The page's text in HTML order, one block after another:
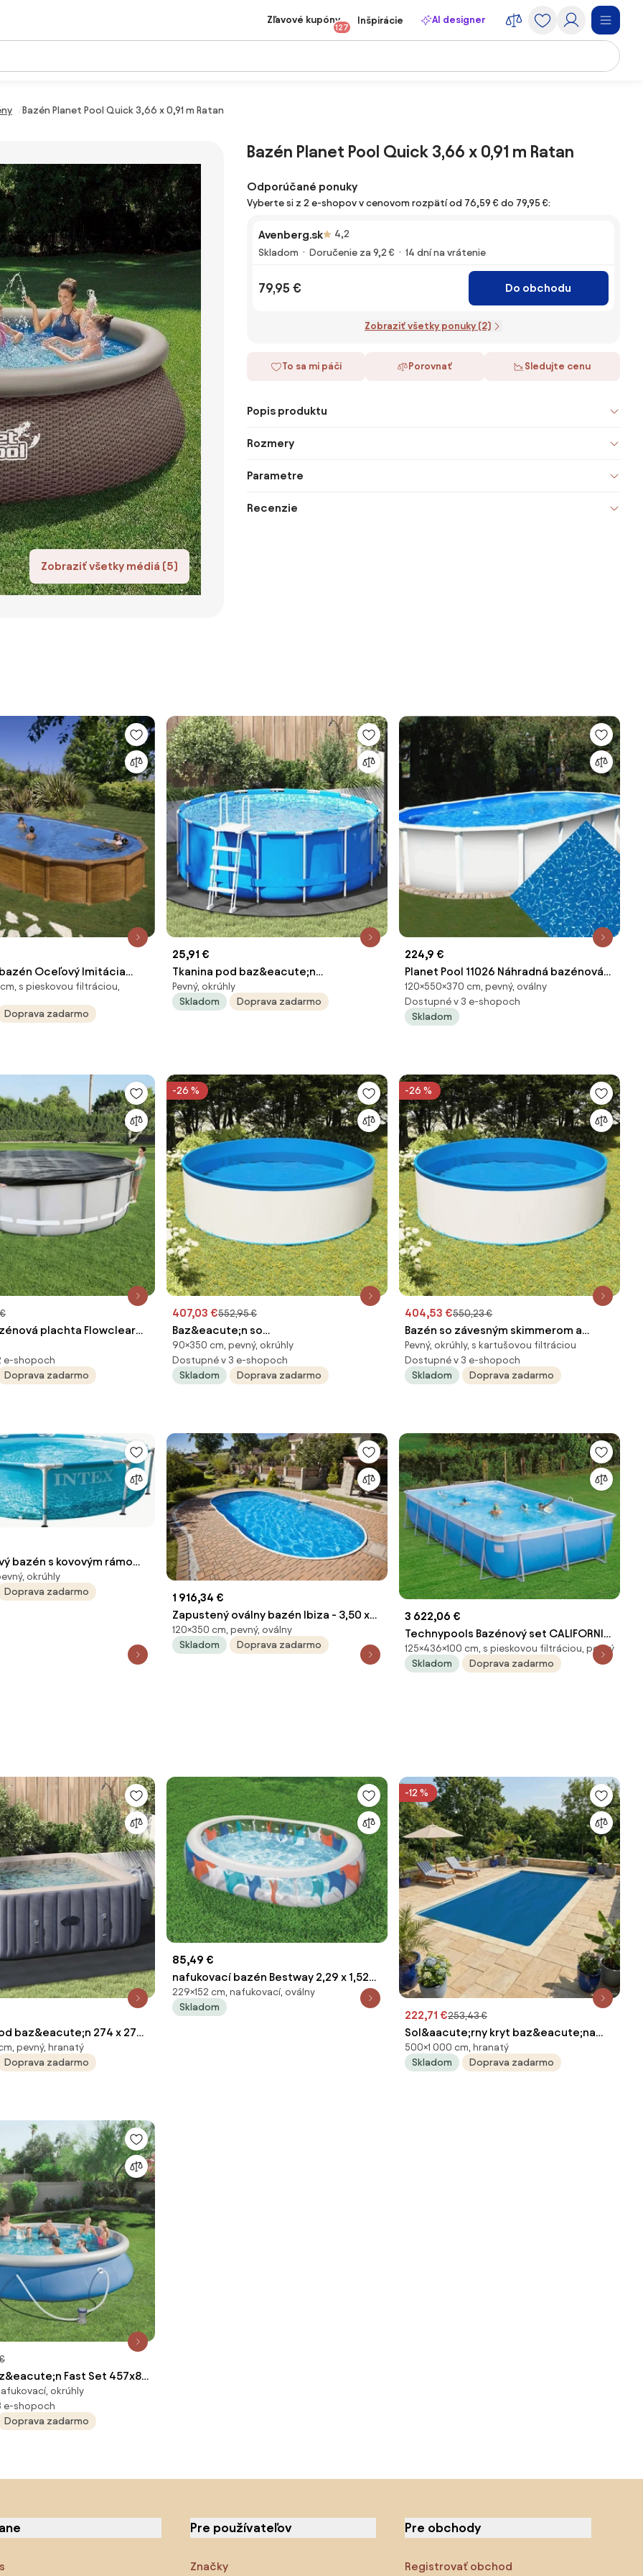
Zľavové kupóny
127
Inšpirácie AI designer
Bazén Planet Pool Quick 3,66 x 0,91 m Ratan
Zobraziť všetky médiá (5)
Bazén Planet Pool Quick 3,66 x 0,91 m Ratan
Odporúčané ponuky
Vyberte si z 2 e-shopov v cenovom rozpätí od 76,59 € do 79,95 €:
Avenberg.sk
4,2
Skladom
Doručenie za 9,2 € 14 dní na vrátenie
79,95 € Do obchodu
Zobraziť všetky ponuky (2)
To sa mi páči Porovnať Sledujte cenu
Popis produktu
Rozmery
Parametre
Recenzie
Oceľový Imitácia
x 132 cm Amazonia
cm, s pieskovou filtráciou,
Doprava zadarmo
25,91 €
Tkanina pod baz&eacute;n
bledosiv&aacute; &Oslash;244 cm
polyesterov&aacute;
Pevný, okrúhly
Skladom
Doprava zadarmo
224,9 €
Planet Pool 11026 Náhradná bazénová
fólia Waves pre bazén 5,5 x 3,7 x 1,2 m
120×550×370 cm, pevný, oválny
Dostupné v 3 e-shopoch
Skladom
plachta Flowclear
e-shopoch
Doprava zadarmo
-26 %
407,03 €552,95 €
Baz&eacute;n so
z&aacute;vesn&yacute;m skimmerom
a čerpadlom 350x90 cm biely 3070798
90×350 cm, pevný, okrúhly
Dostupné v 3 e-shopoch
Skladom
Doprava zadarmo
-26 %
404,53 €550,23 €
Bazén so závesným skimmerom a
čerpadlom 350x90 cm biely
Pevný, okrúhly, s kartušovou filtráciou
Dostupné v 3 e-shopoch
Skladom
Doprava zadarmo
bazén s kovovým rámom
okrúhly
Doprava zadarmo
1 916,34 €
Zapustený oválny bazén Ibiza - 3,50 x
7,00 x 1,20 m - modrý
120×350 cm, pevný, oválny
Skladom
Doprava zadarmo
3 622,06 €
Technypools Bazénový set CALIFORNIA
550 STD 5,66 x 4,36 x 1,25 m (9780K)
Barva: modrá
125×436×100 cm, s pieskovou filtráciou, pevný
Skladom
Doprava zadarmo
baz&eacute;n 274 x 274
pevný, hranatý
Doprava zadarmo
85,49 €
nafukovací bazén Bestway 2,29 x 1,52
cm 54066
229×152 cm, nafukovací, oválny
Skladom
-12 %
222,71 €253,43 €
Sol&aacute;rny kryt baz&eacute;na
vysok&aacute; kvalita 1000 x 500 cm
200 &mu;m PE 42034539
500×1 000 cm, hranatý
Skladom
Doprava zadarmo
Fast Set 457x84
okrúhly
e-shopoch
Doprava zadarmo
Pre používateľov
Značky
Pre obchody
Registrovať obchod